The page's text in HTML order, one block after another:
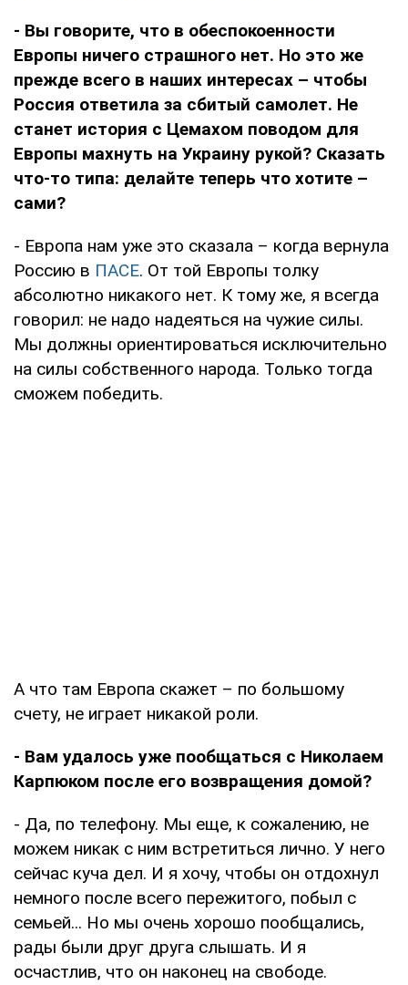
- Вы говорите, что в обеспокоенности
Европы ничего страшного нет. Но это же
прежде всего в наших интересах – чтобы
Россия ответила за сбитый самолет. Не
станет история с Цемахом поводом для
Европы махнуть на Украину рукой? Сказать
что-то типа: делайте теперь что хотите –
сами?
- Европа нам уже это сказала – когда вернула
Россию в ПАСЕ. От той Европы толку
абсолютно никакого нет. К тому же, я всегда
говорил: не надо надеяться на чужие силы.
Мы должны ориентироваться исключительно
на силы собственного народа. Только тогда
сможем победить.
А что там Европа скажет – по большому
счету, не играет никакой роли.
- Вам удалось уже пообщаться с Николаем
Карпюком после его возвращения домой?
- Да, по телефону. Мы еще, к сожалению, не
можем никак с ним встретиться лично. У него
сейчас куча дел. И я хочу, чтобы он отдохнул
немного после всего пережитого, побыл с
семьей... Но мы очень хорошо пообщались,
рады были друг друга слышать. И я
осчастлив, что он наконец на свободе.